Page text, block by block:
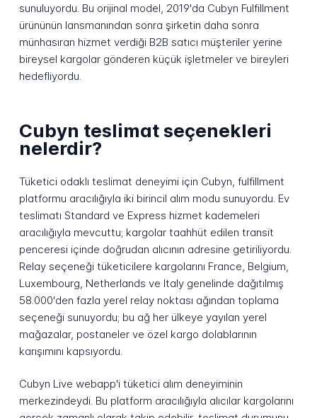
sunuluyordu. Bu orijinal model, 2019'da Cubyn Fulfillment
ürününün lansmanından sonra şirketin daha sonra
münhasıran hizmet verdiği B2B satıcı müşteriler yerine
bireysel kargolar gönderen küçük işletmeler ve bireyleri
hedefliyordu.
Cubyn teslimat seçenekleri
nelerdir?
Tüketici odaklı teslimat deneyimi için Cubyn, fulfillment
platformu aracılığıyla iki birincil alım modu sunuyordu. Ev
teslimatı Standard ve Express hizmet kademeleri
aracılığıyla mevcuttu; kargolar taahhüt edilen transit
penceresi içinde doğrudan alıcının adresine getiriliyordu.
Relay seçeneği tüketicilere kargolarını France, Belgium,
Luxembourg, Netherlands ve Italy genelinde dağıtılmış
58.000'den fazla yerel relay noktası ağından toplama
seçeneği sunuyordu; bu ağ her ülkeye yayılan yerel
mağazalar, postaneler ve özel kargo dolablarının
karışımını kapsıyordu.
Cubyn Live webapp'i tüketici alım deneyiminin
merkezindeydi. Bu platform aracılığıyla alıcılar kargolarını